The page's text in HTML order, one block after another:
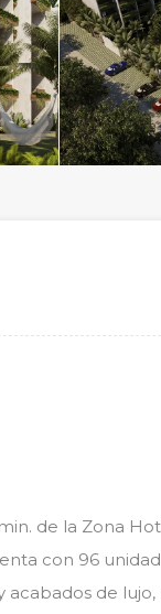
de la Zona
con 96
de